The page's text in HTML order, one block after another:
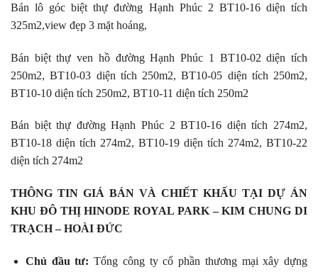
Bán lô góc biệt thự đường Hạnh Phúc 2 BT10-16 diện tích
325m2,view đẹp 3 mặt hoáng,
Bán biệt thự ven hồ đường Hạnh Phúc 1 BT10-02 diện tích
250m2, BT10-03 diện tích 250m2, BT10-05 diện tích 250m2,
BT10-10 diện tích 250m2, BT10-11 diện tích 250m2
Bán biệt thự đường Hạnh Phúc 2 BT10-16 diện tích 274m2,
BT10-18 diện tích 274m2, BT10-19 diện tích 274m2, BT10-22
diện tích 274m2
THÔNG TIN GIÁ BÁN VÀ CHIẾT KHẤU TẠI DỰ ÁN
KHU ĐÔ THỊ HINODE ROYAL PARK – KIM CHUNG DI
TRẠCH – HOÀI ĐỨC
Chủ đầu tư: Tổng công ty cổ phần thương mại xây dựng